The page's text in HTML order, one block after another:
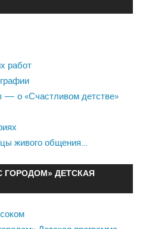
работ
— о «Счастливом детстве»
живого общения…
ГОРОДОМ» ДЕТСКАЯ